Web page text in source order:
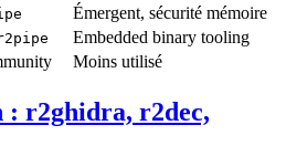
Émergent, sécurité mémoire
Embedded binary tooling
Moins utilisé
: r2ghidra, r2dec,